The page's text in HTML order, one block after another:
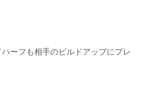
ーフも相手のビルドアップにプレ